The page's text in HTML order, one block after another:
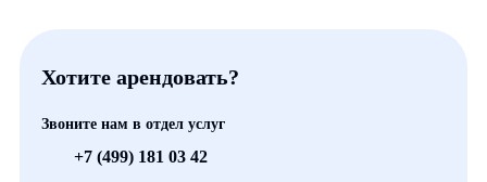
Хотите арендовать?
Звоните нам в отдел услуг
+7 (499) 181 03 42